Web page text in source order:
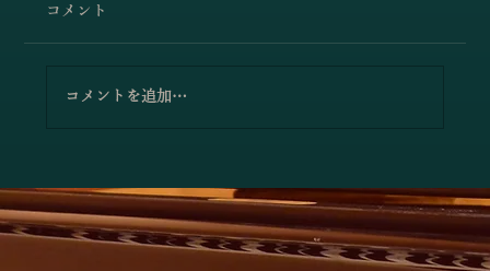
ー」
コメント
コメントを追加…